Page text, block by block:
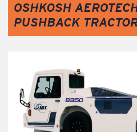
OSHKOSH
PUSHBACK